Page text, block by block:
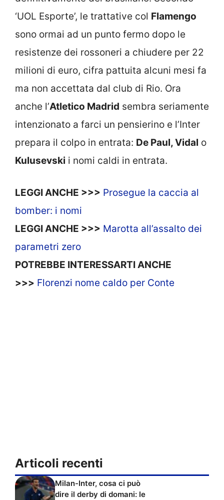
‘UOL Esporte’, le trattative col Flamengo
sono ormai ad un punto fermo dopo le
resistenze dei rossoneri a chiudere per 22
milioni di euro, cifra pattuita alcuni mesi fa
ma non accettata dal club di Rio. Ora
anche l’Atletico Madrid sembra seriamente
intenzionato a farci un pensierino e l’Inter
prepara il colpo in entrata: De Paul, Vidal o
Kulusevski i nomi caldi in entrata.
LEGGI ANCHE >>> Prosegue la caccia al
bomber: i nomi
LEGGI ANCHE >>> Marotta all’assalto dei
parametri zero
POTREBBE INTERESSARTI ANCHE
>>> Florenzi nome caldo per Conte
Articoli recenti
Milan-Inter, cosa ci può
dire il derby di domani: le